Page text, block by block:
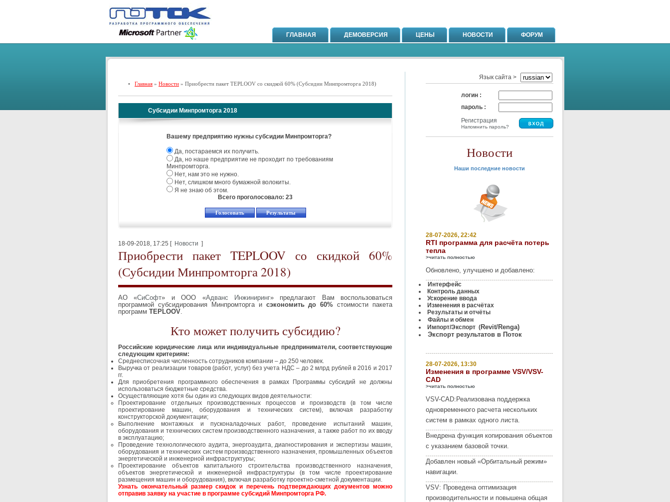
ГЛАВНАЯ ДЕМОВЕРСИЯ ЦЕНЫ НОВОСТИ ФОРУМ
• Главная » Новости » Приобрести пакет TEPLOOV со скидкой 60% (Субсидии Минпромторга 2018)
Субсидии Минпромторга 2018
Вашему предприятию нужны субсидии Минпромторга?
Да, постараемся их получить.
Да, но наше предприятие не проходит по требованиям
Минпромторга.
Нет, нам это не нужно.
Нет, слишком много бумажной волокиты.
Я не знаю об этом.
Всего проголосовало: 23
18-09-2018, 17:25 [ Новости ]
Приобрести пакет TEPLOOV со скидкой 60%
(Субсидии Минпромторга 2018)
АО «СиСофт» иООО «Адванс Инжиниринг» предлагают Вам воспользоваться
программой субсидирования Минпромторга и сэкономить до 60% стоимости пакета
программ TEPLOOV.
Кто может получить субсидию?
Российские юридические лица или индивидуальные предприниматели, соответствующие
следующим критериям:
Среднесписочная численность сотрудников компании – до 250 человек.
Выручка от реализации товаров (работ, услуг) без учета НДС – до 2 млрд рублей в 2016 и 2017
гг.
Для приобретения программного обеспечения в рамках Программы субсидий не должны
использоваться бюджетные средства.
Осуществляющие хотя бы один из следующих видов деятельности:
Проектирование отдельных производственных процессов и производств (в том числе
проектирование машин, оборудования и технических систем), включая разработку
конструкторской документации;
Выполнение монтажных и пусконаладочных работ, проведение испытаний машин,
оборудования и технических систем производственного назначения, а также работ по их вводу
в эксплуатацию;
Проведение технологического аудита, энергоаудита, диагностирования и экспертизы машин,
оборудования и технических систем производственного назначения, промышленных объектов
энергетической и инженерной инфраструктуры;
Проектирование объектов капитального строительства производственного назначения,
объектов энергетической и инженерной инфраструктуры (в том числе проектирование
размещения машин и оборудования), включая разработку проектно-сметной документации.
Узнать окончательный размер скидок и перечень подтверждающих документов можно
отправив заявку на участие в программе субсидий Минпромторга РФ.
Язык сайта >
логин :
пароль :
Регистрация
Напомнить пароль?
Новости
Наши последние новости
28-07-2026, 22:42
RTI программа для расчёта потерь
тепла
>читать полностью
Обновлено, улучшено и добавлено:
Интерфейс
Контроль данных
Ускорение ввода
Изменения в расчётах
Результаты и отчёты
Файлы и обмен
Импорт/Экспорт (Revit/Renga)
Экспорт результатов в Поток
28-07-2026, 13:30
Изменения в программе VSV/VSV-
CAD
>читать полностью
VSV-CAD: Реализована поддержка
одновременного расчета нескольких
систем в рамках одного листа.
Внедрена функция копирования объектов
с указанием базовой точки.
Добавлен новый «Орбитальный режим»
навигации.
VSV: Проведена оптимизация
производительности и повышена общая